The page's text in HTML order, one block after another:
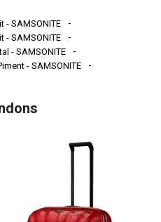
- SAMSONITE
- SAMSONITE
- SAMSONITE
- SAMSONITE